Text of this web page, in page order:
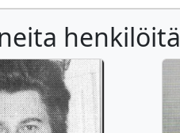
henkilöitä